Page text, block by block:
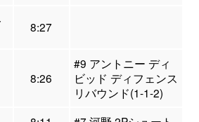
8:27
8:26
#9 アントニー ディ
ビッド ディフェンス
リバウンド(1-1-2)